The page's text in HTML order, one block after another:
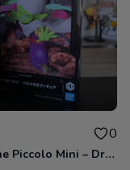
0
Figurine Piccolo Mini – Dragon Ball DAIMA – Banpresto – Officielle Import Japon